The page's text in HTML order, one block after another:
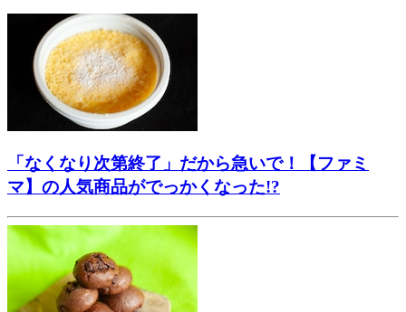
「なくなり次第終了」だから急いで！【ファミ
マ】の人気商品がでっかくなった!?